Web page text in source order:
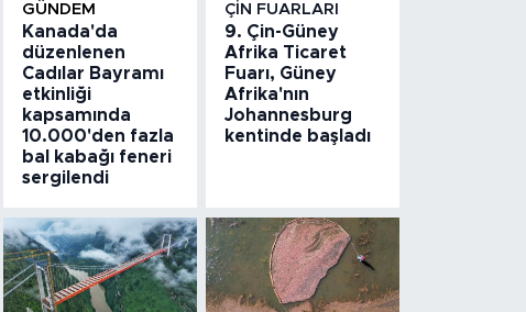
GÜNDEM
Kanada'da
düzenlenen
Cadılar Bayramı
etkinliği
kapsamında
10.000'den fazla
bal kabağı feneri
sergilendi
ÇIN FUARLARI
9. Çin-Güney
Afrika Ticaret
Fuarı, Güney
Afrika'nın
Johannesburg
kentinde başladı